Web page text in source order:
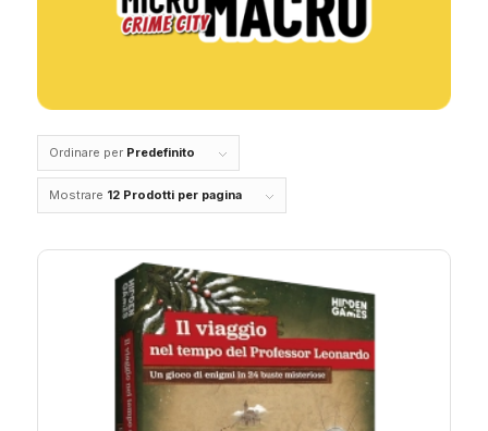
Ordinare per Predefinito
Mostrare 12 Prodotti per pagina